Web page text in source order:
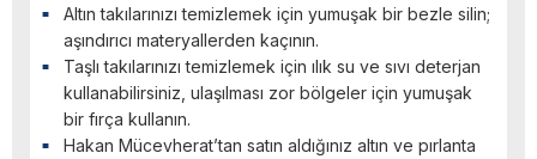
Altın takılarınızı temizlemek için yumuşak bir bezle silin;
aşındırıcı materyallerden kaçının.
Taşlı takılarınızı temizlemek için ılık su ve sıvı deterjan
kullanabilirsiniz, ulaşılması zor bölgeler için yumuşak
bir fırça kullanın.
Hakan Mücevherat’tan satın aldığınız altın ve pırlanta